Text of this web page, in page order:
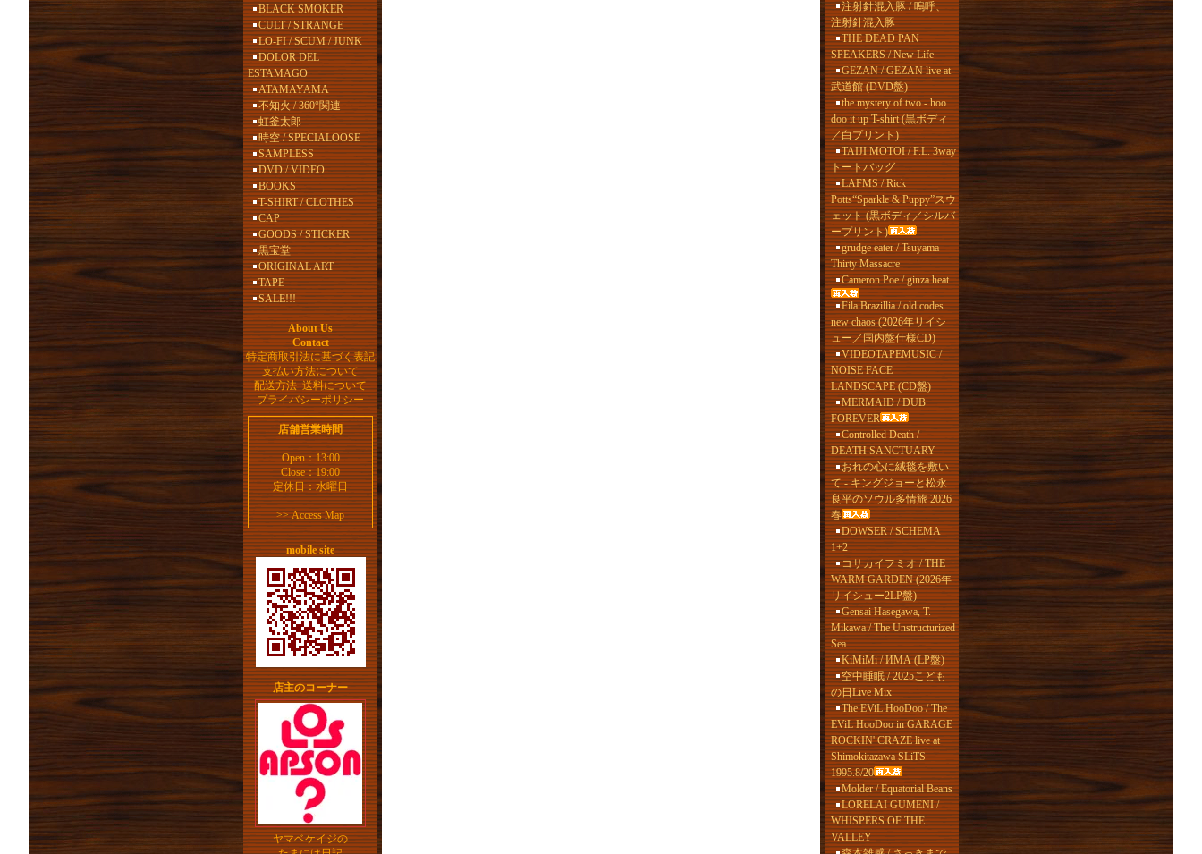
BLACK SMOKER
CULT / STRANGE
LO-FI / SCUM / JUNK
DOLOR DEL
ESTAMAGO
ATAMAYAMA
不知火 / 360°関連
虹釜太郎
時空 / SPECIALOOSE
SAMPLESS
DVD / VIDEO
BOOKS
T-SHIRT / CLOTHES
CAP
GOODS / STICKER
黒宝堂
ORIGINAL ART
TAPE
SALE!!!
About Us
Contact
特定商取引法に基づく表記
支払い方法について
配送方法･送料について
プライバシーポリシー
店舗営業時間
Open：13:00
Close：19:00
定休日：水曜日
>>Access Map
mobile site
店主のコーナー
ヤマベケイジの
注射針混入豚 / 嗚呼、
注射針混入豚
THE DEAD PAN
SPEAKERS / New Life
GEZAN / GEZAN live at
武道館 (DVD盤)
the mystery of two - hoo
doo it up T-shirt (黒ボディ
／白プリント)
TAIJI MOTOI / F.L. 3way
トートバッグ
LAFMS / Rick
Potts“Sparkle & Puppy”スウ
ェット (黒ボディ／シルバ
ープリント)
grudge eater / Tsuyama
Thirty Massacre
Cameron Poe / ginza heat
Fila Brazillia / old codes
new chaos (2026年リイシ
ュー／国内盤仕様CD)
VIDEOTAPEMUSIC /
NOISE FACE
LANDSCAPE (CD盤)
MERMAID / DUB
FOREVER
Controlled Death /
DEATH SANCTUARY
おれの心に絨毯を敷い
て - キングジョーと松永
良平のソウル多情旅 2026
春
DOWSER / SCHEMA
1+2
コサカイフミオ / THE
WARM GARDEN (2026年
リイシュー2LP盤)
Gensai Hasegawa, T.
Mikawa / The Unstructurized
Sea
KiMiMi / ИМА (LP盤)
空中睡眠 / 2025こども
の日Live Mix
The EViL HooDoo / The
EViL HooDoo in GARAGE
ROCKIN' CRAZE live at
Shimokitazawa SLiTS
1995.8/20
Molder / Equatorial Beans
LORELAI GUMENI /
WHISPERS OF THE
VALLEY